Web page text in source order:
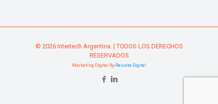
© 2026 Intertech Argentina. | TODOS LOS DERECHOS
RESERVADOS
Marketing Digital By Resulta Digital